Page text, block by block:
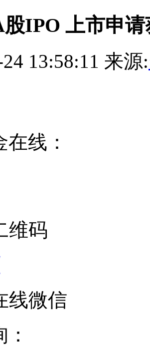
IPO 上市申
13:58:11 来源:
线：
维码
线微信